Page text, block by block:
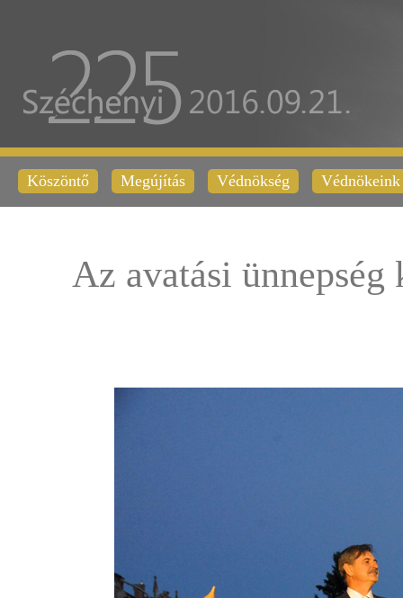
Köszöntő Megújítás Védnökség Védnökeink
Az avatási ünnepség